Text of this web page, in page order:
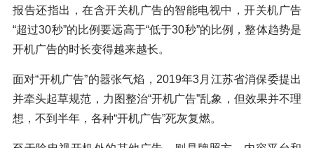
报告还指出，在含开关机广告的智能电视中，开关机广告
“超过30秒”的比例要远高于“低于30秒”的比例，整体趋势是
开机广告的时长变得越来越长。
面对“开机广告”的嚣张气焰，2019年3月江苏省消保委提出
并牵头起草规范，力图整治“开机广告”乱象，但效果并不理
想，不到半年，各种“开机广告”死灰复燃。